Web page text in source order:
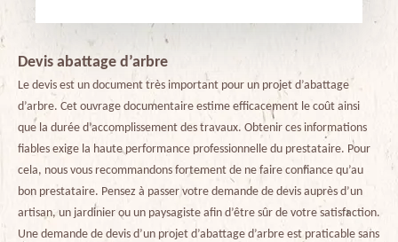
Devis abattage d’arbre
Le devis est un document très important pour un projet d’abattage
d’arbre. Cet ouvrage documentaire estime efficacement le coût ainsi
que la durée d’accomplissement des travaux. Obtenir ces informations
fiables exige la haute performance professionnelle du prestataire. Pour
cela, nous vous recommandons fortement de ne faire confiance qu’au
bon prestataire. Pensez à passer votre demande de devis auprès d’un
artisan, un jardinier ou un paysagiste afin d’être sûr de votre satisfaction.
Une demande de devis d’un projet d’abattage d’arbre est praticable sans